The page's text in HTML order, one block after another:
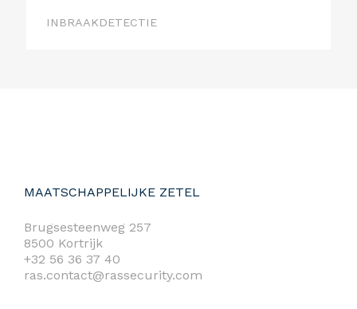
INBRAAKDETECTIE
MAATSCHAPPELIJKE ZETEL
Brugsesteenweg 257
8500 Kortrijk
+32 56 36 37 40
ras.contact@rassecurity.com